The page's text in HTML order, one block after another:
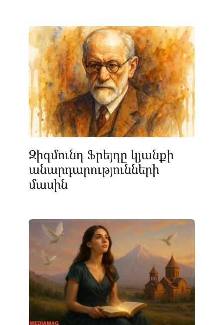
Զիգմունդ Ֆրեյդը կյանքի
անարդարությունների
մասին